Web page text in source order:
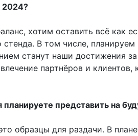
2024?
хотим оставить всё как
стенда. В том числе,
станут наши достижения
партнёров и
представить на
образцы для раздачи. В